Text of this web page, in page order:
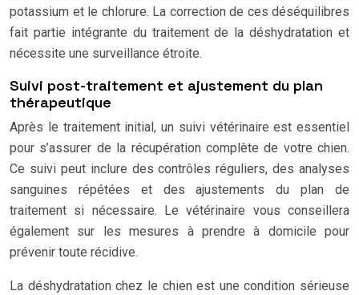
potassium et le chlorure. La correction de ces déséquilibres
fait partie intégrante du traitement de la déshydratation et
nécessite une surveillance étroite.
Suivi post-traitement et ajustement du plan
thérapeutique
Après le traitement initial, un suivi vétérinaire est essentiel
pour s’assurer de la récupération complète de votre chien.
Ce suivi peut inclure des contrôles réguliers, des analyses
sanguines répétées et des ajustements du plan de
traitement si nécessaire. Le vétérinaire vous conseillera
également sur les mesures à prendre à domicile pour
prévenir toute récidive.
La déshydratation chez le chien est une condition sérieuse